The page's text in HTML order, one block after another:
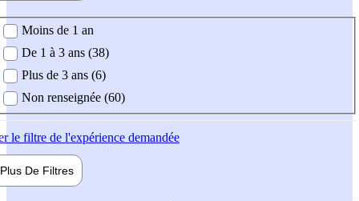
demandée
Moins de 1 an
De 1 à 3 ans (38)
Plus de 3 ans (6)
Non renseignée (60)
le filtre de l'expérience demandée
Plus De Filtres